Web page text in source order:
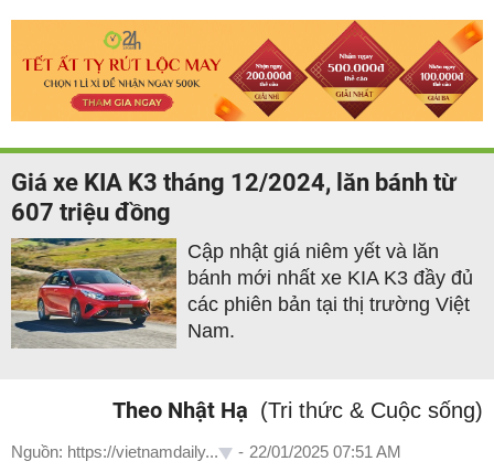
Giá xe KIA K3 tháng 12/2024, lăn bánh từ
607 triệu đồng
Cập nhật giá niêm yết và lăn
bánh mới nhất xe KIA K3 đầy đủ
các phiên bản tại thị trường Việt
Nam.
Theo Nhật Hạ (Tri thức & Cuộc sống)
Nguồn: https://vietnamdaily... - 22/01/2025 07:51 AM